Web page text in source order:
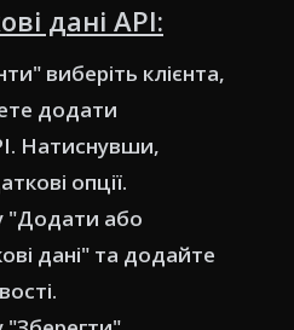
дані API:
виберіть клієнта,
додати
Натиснувши,
опції.
"Додати або
дані" та додайте